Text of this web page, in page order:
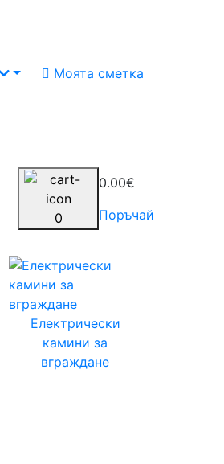
Моята сметка
0
0.00€
Поръчай
Електрически
камини за
вграждане